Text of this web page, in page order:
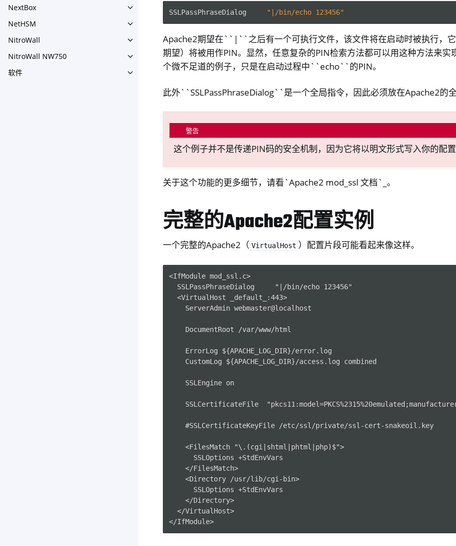
NextBox
Toggle navigation of NextBox
NetHSM
Toggle navigation of NetHSM
NitroWall
Toggle navigation of NitroWall
NitroWall NW750
Toggle navigation of NitroWall NW750
软件
Toggle navigation of 软件
SSLPassPhraseDialog "|/bin/echo 123456"
Apache2期望在``|``之后有一个可执行文件，该文件将在启动时被执行，
期望）将被用作PIN。显然，任意复杂的PIN检索方法都可以用这种方法来实
个微不足道的例子，只是在启动过程中``echo``的PIN。
此外``SSLPassPhraseDialog``是一个全局指令，因此必须放在Apache2的全
警告
这个例子并不是传递PIN码的安全机制，因为它将以明文形式写入你的配置
关于这个功能的更多细节，请看`Apache2 mod_ssl 文档`_。
完整的Apache2配置实例
一个完整的Apache2（ VirtualHost ）配置片段可能看起来像这样。
<IfModule mod_ssl.c>
  SSLPassPhraseDialog     "|/bin/echo 123456"
  <VirtualHost _default_:443>
    ServerAdmin webmaster@localhost
    DocumentRoot /var/www/html
    ErrorLog ${APACHE_LOG_DIR}/error.log
    CustomLog ${APACHE_LOG_DIR}/access.log combined
    SSLEngine on
SSLCertificateFile
    #SSLCertificateKeyFile /etc/ssl/private/ssl-cert-snakeoil.key
    <FilesMatch "\.(cgi|shtml|phtml|php)$">
      SSLOptions +StdEnvVars
    </FilesMatch>
    <Directory /usr/lib/cgi-bin>
      SSLOptions +StdEnvVars
    </Directory>
  </VirtualHost>